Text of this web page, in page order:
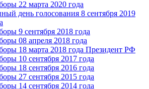
22 марта 2020 года
день голосования 8 сентября 2019
9 сентября 2018 года
08 апреля 2018 года
18 марта 2018 года Президент РФ
10 сентября 2017 года
18 сентября 2016 года
27 сентября 2015 года
14 сентября 2014 года